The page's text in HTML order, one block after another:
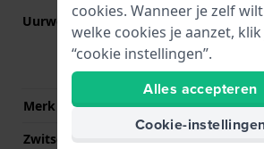
Uurwerk nr. M12L
Merk uurwerk
Timex
Zwitsers uurwerk
Nee
cookies. Wanneer je zelf
welke cookies je aanzet,
“cookie instellingen”.
Alles accepteren
Cookie-